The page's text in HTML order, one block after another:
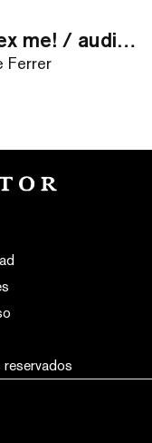
Unsex me! / audiollibre
Ferrer